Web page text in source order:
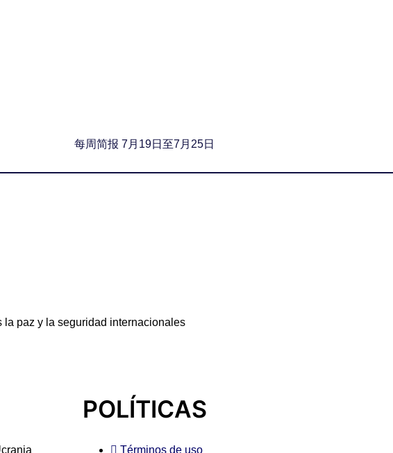
每周简报 7月19日至7月25日
la paz y la seguridad internacionales
POLÍTICAS
Términos de uso